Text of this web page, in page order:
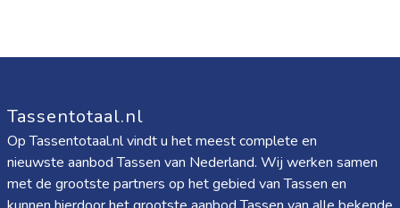
Tassentotaal.nl
Op Tassentotaal.nl vindt u het meest complete en
nieuwste aanbod Tassen van Nederland. Wij werken samen
met de grootste partners op het gebied van Tassen en